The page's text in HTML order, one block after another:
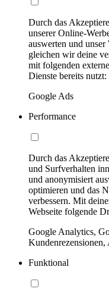
Durch das
unserer Online-
auswerten und
gleichen wir deine
mit folgenden
Dienste bereits nutzt:
Google Ads
Performance
Durch das
und Surfverhalten
und anonymisiert
optimieren und das
verbessern. Mit
Webseite folgende
Google Analytics,
Funktional